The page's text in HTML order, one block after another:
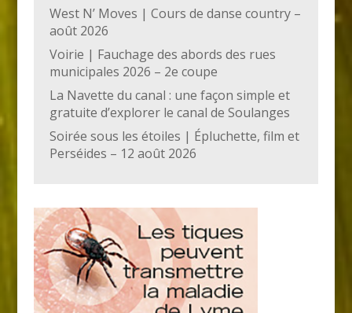
West N’ Moves | Cours de danse country –
août 2026
Voirie | Fauchage des abords des rues
municipales 2026 – 2e coupe
La Navette du canal : une façon simple et
gratuite d’explorer le canal de Soulanges
Soirée sous les étoiles | Épluchette, film et
Perséides – 12 août 2026